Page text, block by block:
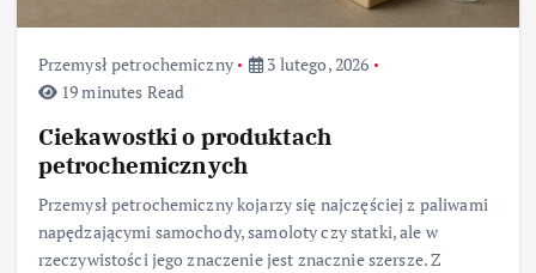
Przemysł petrochemiczny
3 lutego, 2026
19 minutes Read
Ciekawostki o produktach
petrochemicznych
Przemysł petrochemiczny kojarzy się najczęściej z paliwami
napędzającymi samochody, samoloty czy statki, ale w
rzeczywistości jego znaczenie jest znacznie szersze. Z